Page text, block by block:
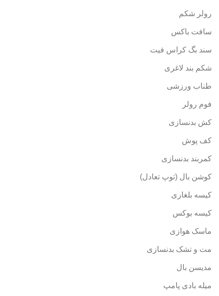
رولر شکم
سافت باکس
سند بگ کراس فیت
شکم بند لاغری
طناب ورزشی
فوم رولر
کش بدنسازی
کف پوش
کمربند بدنسازی
کوشن بال (توپ تعادل)
کیسه بلغاری
کیسه بوکس
ماسک هوازی
مت و تشک بدنسازی
مدیسن بال
میله بادی پامپ